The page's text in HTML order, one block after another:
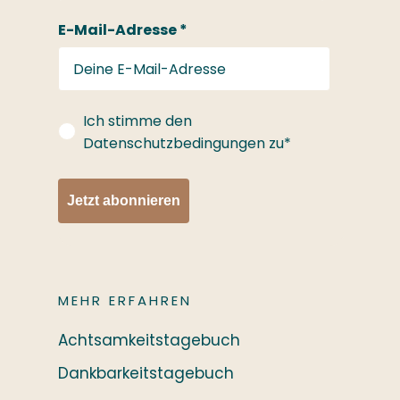
E-Mail-Adresse *
gdprConsent
Ich stimme den
Datenschutzbedingungen zu*
Jetzt abonnieren
MEHR ERFAHREN
Achtsamkeitstagebuch
Dankbarkeitstagebuch